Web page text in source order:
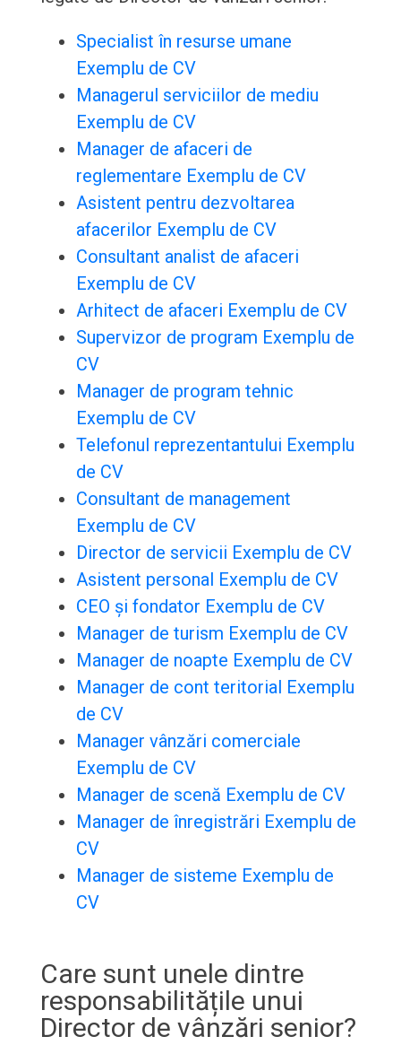
Specialist în resurse umane
Exemplu de CV
Managerul serviciilor de mediu
Exemplu de CV
Manager de afaceri de
reglementare Exemplu de CV
Asistent pentru dezvoltarea
afacerilor Exemplu de CV
Consultant analist de afaceri
Exemplu de CV
Arhitect de afaceri Exemplu de CV
Supervizor de program Exemplu de
CV
Manager de program tehnic
Exemplu de CV
Telefonul reprezentantului Exemplu
de CV
Consultant de management
Exemplu de CV
Director de servicii Exemplu de CV
Asistent personal Exemplu de CV
CEO și fondator Exemplu de CV
Manager de turism Exemplu de CV
Manager de noapte Exemplu de CV
Manager de cont teritorial Exemplu
de CV
Manager vânzări comerciale
Exemplu de CV
Manager de scenă Exemplu de CV
Manager de înregistrări Exemplu de
CV
Manager de sisteme Exemplu de
CV
Care sunt unele dintre
responsabilitățile unui
Director de vânzări senior?